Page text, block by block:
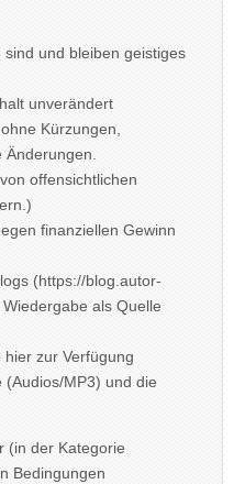
sind und bleiben geistiges
unverändert
Kürzungen,
offensichtlichen
finanziellen Gewinn
(https://blog.autor-
als Quelle
zur Verfügung
(Audios/MP3) und die
(in der Kategorie
Bedingungen